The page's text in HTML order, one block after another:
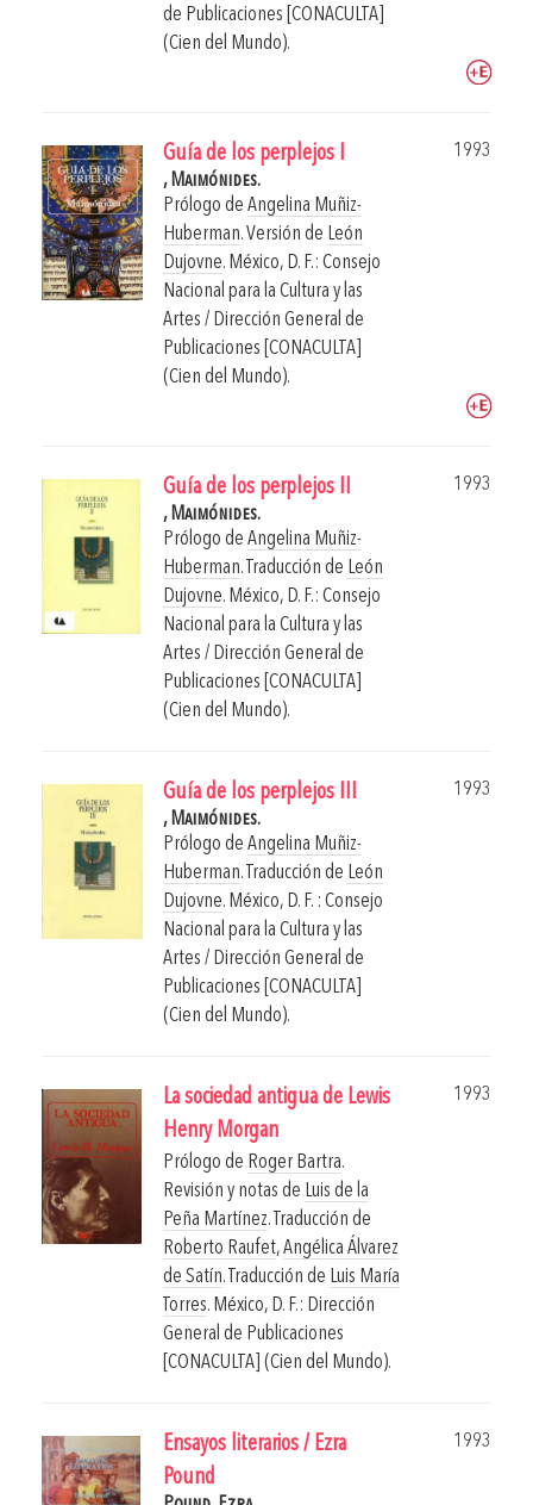
de Publicaciones [CONACULTA]
(Cien del Mundo).
Guía de los perplejos I
1993
, Maimónides.
Prólogo de Angelina Muñiz-
Huberman. Versión de León
Dujovne. México, D. F.: Consejo
Nacional para la Cultura y las
Artes / Dirección General de
Publicaciones [CONACULTA]
(Cien del Mundo).
Guía de los perplejos II
1993
, Maimónides.
Prólogo de Angelina Muñiz-
Huberman. Traducción de León
Dujovne. México, D. F.: Consejo
Nacional para la Cultura y las
Artes / Dirección General de
Publicaciones [CONACULTA]
(Cien del Mundo).
Guía de los perplejos III
1993
, Maimónides.
Prólogo de Angelina Muñiz-
Huberman. Traducción de León
Dujovne. México, D. F. : Consejo
Nacional para la Cultura y las
Artes / Dirección General de
Publicaciones [CONACULTA]
(Cien del Mundo).
La sociedad antigua de Lewis
Henry Morgan
1993
Prólogo de Roger Bartra.
Revisión y notas de Luis de la
Peña Martínez. Traducción de
Roberto Raufet,Angélica Álvarez
de Satín. Traducción de Luis María
Torres. México, D. F.: Dirección
General de Publicaciones
[CONACULTA] (Cien del Mundo).
Ensayos literarios / Ezra
Pound
1993